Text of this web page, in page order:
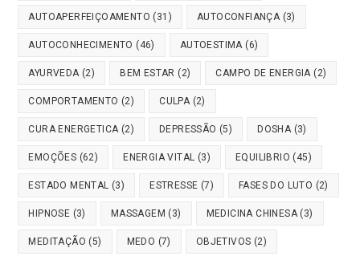
AUTOAPERFEIÇOAMENTO (31) AUTOCONFIANÇA(3)
AUTOCONHECIMENTO (46) AUTOESTIMA(6)
AYURVEDA(2) BEM ESTAR (2) CAMPO DE ENERGIA(2)
COMPORTAMENTO (2) CULPA(2)
CURA ENERGETICA(2) DEPRESSÃO (5) DOSHA(3)
EMOÇÕES (62) ENERGIA VITAL (3) EQUILIBRIO (45)
ESTADO MENTAL (3) ESTRESSE (7) FASES DO LUTO (2)
HIPNOSE (3) MASSAGEM (3) MEDICINA CHINESA(3)
MEDITAÇÃO (5) MEDO (7) OBJETIVOS (2)